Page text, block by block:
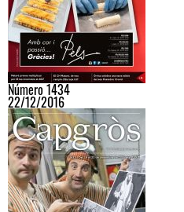
Número 1434
22/12/2016